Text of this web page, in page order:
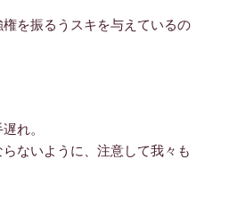
を振るうスキを与えているの
れ。
ないように、注意して我々も